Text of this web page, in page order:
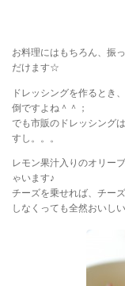
お料理にはもちろん、振
だけます☆
ドレッシングを作るとき
倒ですよね＾＾；
でも市販のドレッシング
すし。。。
レモン果汁入りのオリー
ゃいます♪
チーズを乗せれば、チー
しなくっても全然おいし